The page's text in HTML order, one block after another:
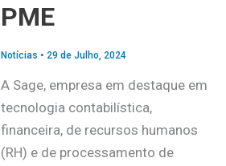
PME
Notícias • 29 de Julho, 2024
A Sage, empresa em destaque em
tecnologia contabilística,
financeira, de recursos humanos
(RH) e de processamento de